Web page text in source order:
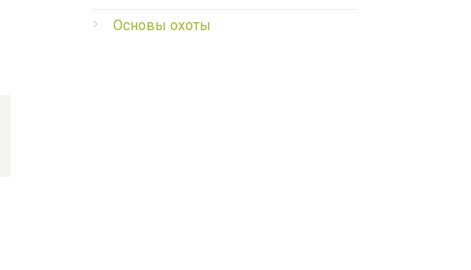
Основы охоты